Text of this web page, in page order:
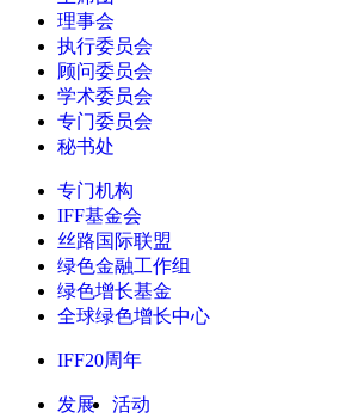
理事会
执行委员会
顾问委员会
学术委员会
专门委员会
秘书处
专门机构
IFF基金会
丝路国际联盟
绿色金融工作组
绿色增长基金
全球绿色增长中心
IFF20周年
发展
活动